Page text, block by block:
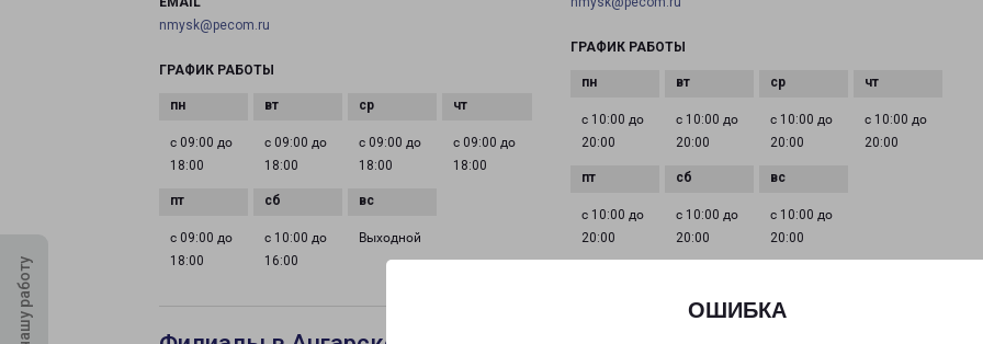
ОШИБКА
nmysk@pecom.ru
ГРАФИК РАБОТЫ
с 09:00 до
18:00
с 09:00 до
18:00
с 09:00 до
18:00
с 09:00 до
18:00
с 09:00 до
18:00
с 10:00 до
16:00
Выходной
ГРАФИК РАБОТЫ
с 10:00 до
20:00
с 10:00 до
20:00
с 10:00 до
20:00
с 10:00 до
20:00
с 10:00 до
20:00
с 10:00 до
20:00
с 10:00 до
20:00